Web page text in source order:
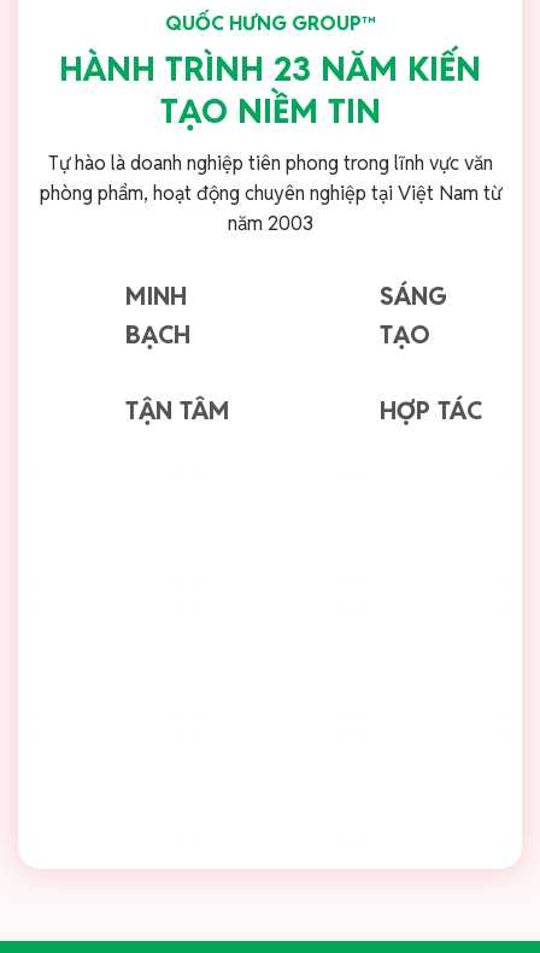
QUỐC HƯNG GROUP™
HÀNH TRÌNH 23 NĂM KIẾN
TẠO NIỀM TIN
Tự hào là doanh nghiệp tiên phong trong lĩnh vực văn
phòng phẩm, hoạt động chuyên nghiệp tại Việt Nam từ
năm 2003
MINH
BẠCH
SÁNG
TẠO
TẬN TÂM HỢP TÁC